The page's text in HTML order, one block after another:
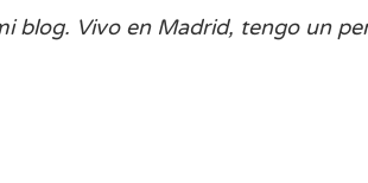
blog. Vivo en Madrid, tengo un